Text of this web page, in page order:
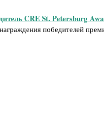
CRE St. Petersburg
победителей